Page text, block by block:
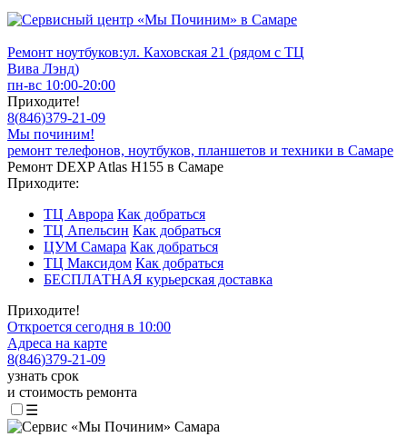
Ремонт ноутбуков:ул. Каховская 21 (рядом с ТЦ
Вива Лэнд)
пн-вс 10:00-20:00
Приходите!
8(846)379-21-09
Мы починим!
ремонт телефонов, ноутбуков, планшетов и техники в Самаре
Ремонт DEXP Atlas H155 в Самаре
Приходите:
ТЦ Аврора Как добраться
ТЦ Апельсин Как добраться
ЦУМ Самара Как добраться
ТЦ Максидом Как добраться
БЕСПЛАТНАЯ курьерская доставка
Приходите!
Откроется сегодня в 10:00
Адреса на карте
8(846)379-21-09
узнать срок
и стоимость ремонта
☰